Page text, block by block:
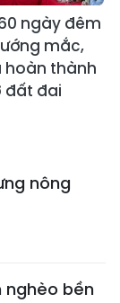
ngày đêm
mắc,
hoàn thành
đất đai
nông
nghèo bền